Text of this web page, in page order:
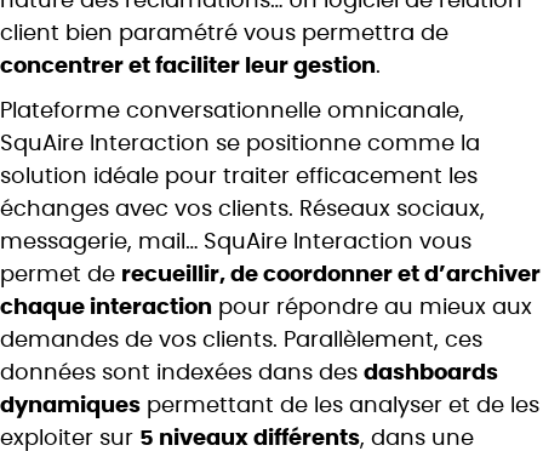
client bien paramétré vous permettra de
concentrer et faciliter leur gestion.
Plateforme conversationnelle omnicanale,
SquAire Interaction se positionne comme la
solution idéale pour traiter efficacement les
échanges avec vos clients. Réseaux sociaux,
messagerie, mail… SquAire Interaction vous
permet de recueillir, de coordonner et d’archiver
chaque interaction pour répondre au mieux aux
demandes de vos clients. Parallèlement, ces
données sont indexées dans des dashboards
dynamiques permettant de les analyser et de les
exploiter sur 5 niveaux différents, dans une